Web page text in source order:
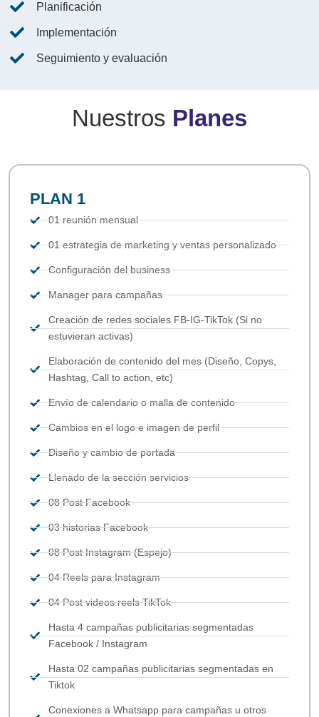
Planificación
Implementación
Seguimiento y evaluación
Nuestros Planes
PLAN 1
01 reunión mensual
01 estrategia de marketing y ventas personalizado
Configuración del business
Manager para campañas
Creación de redes sociales FB-IG-TikTok (Si no
estuvieran activas)
Elaboración de contenido del mes (Diseño, Copys,
Hashtag, Call to action, etc)
Envío de calendario o malla de contenido
Cambios en el logo e imagen de perfil
Diseño y cambio de portada
Llenado de la sección servicios
08 Post Facebook
03 historias Facebook
08 Post Instagram (Espejo)
04 Reels para Instagram
04 Post videos reels TikTok
Hasta 4 campañas publicitarias segmentadas
Facebook / Instagram
Hasta 02 campañas publicitarias segmentadas en
Tiktok
Conexiones a Whatsapp para campañas u otros